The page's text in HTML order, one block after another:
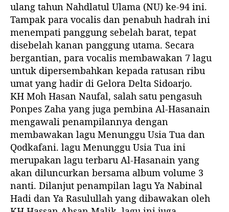
ulang tahun Nahdlatul Ulama (NU) ke-94 ini.
Tampak para vocalis dan penabuh hadrah ini
menempati panggung sebelah barat, tepat
disebelah kanan panggung utama. Secara
bergantian, para vocalis membawakan 7 lagu
untuk dipersembahkan kepada ratusan ribu
umat yang hadir di Gelora Delta Sidoarjo.
KH Moh Hasan Naufal, salah satu pengasuh
Ponpes Zaha yang juga pembina Al-Hasanain
mengawali penampilannya dengan
membawakan lagu Menunggu Usia Tua dan
Qodkafani. lagu Menunggu Usia Tua ini
merupakan lagu terbaru Al-Hasanain yang
akan diluncurkan bersama album volume 3
nanti. Dilanjut penampilan lagu Ya Nabinal
Hadi dan Ya Rasulullah yang dibawakan oleh